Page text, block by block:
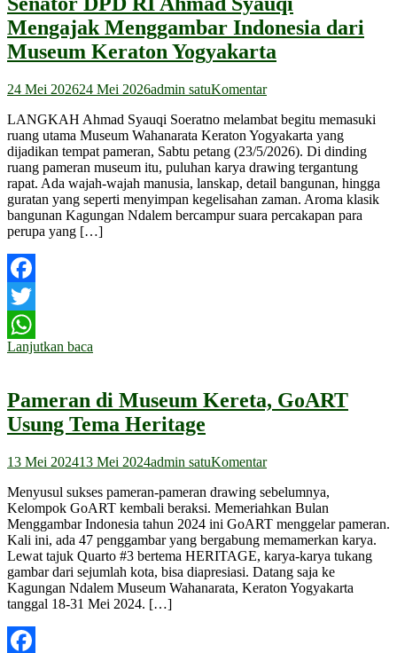
Mengajak Menggambar Indonesia dari
Museum Keraton Yogyakarta
24 Mei 202624 Mei 2026admin satuKomentar
LANGKAH Ahmad Syauqi Soeratno melambat begitu memasuki
ruang utama Museum Wahanarata Keraton Yogyakarta yang
dijadikan tempat pameran, Sabtu petang (23/5/2026). Di dinding
ruang pameran museum itu, puluhan karya drawing tergantung
rapat. Ada wajah-wajah manusia, lanskap, detail bangunan, hingga
guratan yang seperti menyimpan kegelisahan zaman. Aroma klasik
bangunan Kagungan Ndalem bercampur suara percakapan para
perupa yang […]
Facebook
Twitter
WhatsApp
Lanjutkan baca
Pameran di Museum Kereta, GoART
Usung Tema Heritage
13 Mei 202413 Mei 2024admin satuKomentar
Menyusul sukses pameran-pameran drawing sebelumnya,
Kelompok GoART kembali beraksi. Memeriahkan Bulan
Menggambar Indonesia tahun 2024 ini GoART menggelar pameran.
Kali ini, ada 47 penggambar yang bergabung memamerkan karya.
Lewat tajuk Quarto #3 bertema HERITAGE, karya-karya tukang
gambar dari sejumlah kota, bisa diapresiasi. Datang saja ke
Kagungan Ndalem Museum Wahanarata, Keraton Yogyakarta
tanggal 18-31 Mei 2024. […]